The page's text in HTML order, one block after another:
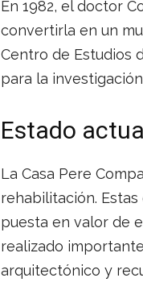
En 1982, el doctor
convertirla en un
Centro de Estudios
para la
Estado
La Casa Pere
rehabilitación.
puesta en valor de
realizado
arquitectónico y